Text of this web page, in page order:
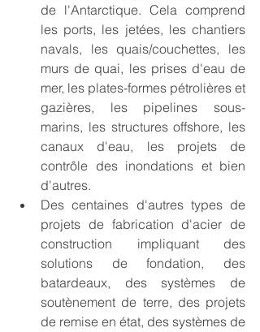
de l'Antarctique. Cela comprend
les ports, les jetées, les chantiers
navals, les quais/couchettes, les
murs de quai, les prises d'eau de
mer, les plates-formes pétrolières et
gazières, les pipelines sous-
marins, les structures offshore, les
canaux d'eau, les projets de
contrôle des inondations et bien
d'autres.
Des centaines d'autres types de
projets de fabrication d'acier de
construction impliquant des
solutions de fondation, des
batardeaux, des systèmes de
soutènement de terre, des projets
de remise en état, des systèmes de